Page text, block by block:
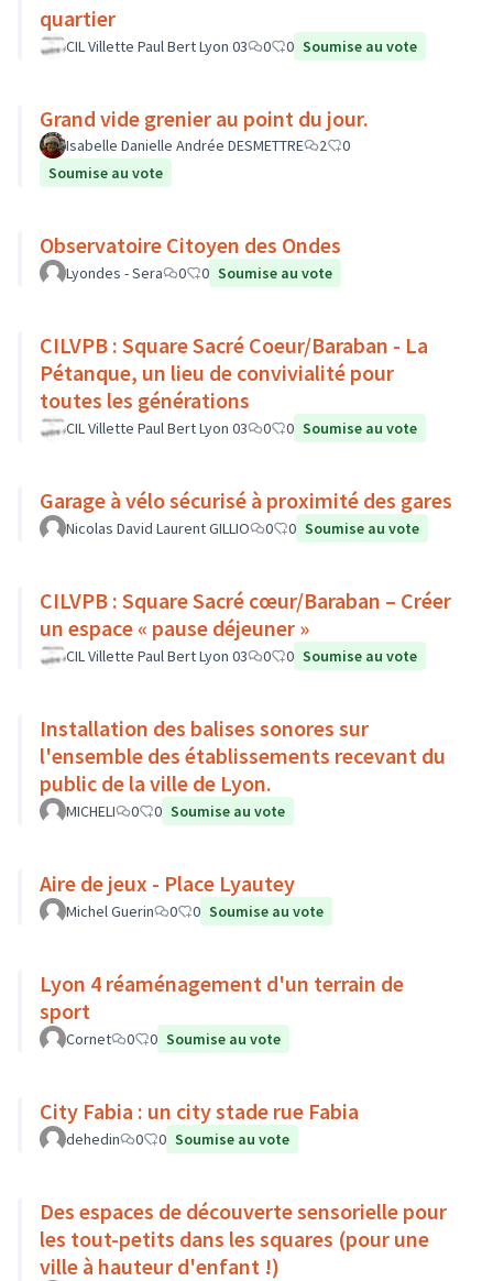
quartier
CIL Villette Paul Bert Lyon 03 0 0 Soumise au vote
Grand vide grenier au point du jour.
Isabelle Danielle Andrée DESMETTRE 2
0
Soumise au vote
Observatoire Citoyen des Ondes
Lyondes - Sera 0 0 Soumise au vote
CILVPB : Square Sacré Coeur/Baraban - La
Pétanque, un lieu de convivialité pour
toutes les générations
CIL Villette Paul Bert Lyon 03 0 0 Soumise au vote
Garage à vélo sécurisé à proximité des gares
Nicolas David Laurent GILLIO 0 0 Soumise au vote
CILVPB : Square Sacré cœur/Baraban – Créer
un espace « pause déjeuner »
CIL Villette Paul Bert Lyon 03 0 0 Soumise au vote
Installation des balises sonores sur
l'ensemble des établissements recevant du
public de la ville de Lyon.
MICHELI 0 0 Soumise au vote
Aire de jeux - Place Lyautey
Michel Guerin 0 0 Soumise au vote
Lyon 4 réaménagement d'un terrain de
sport
Cornet 0 0 Soumise au vote
City Fabia : un city stade rue Fabia
dehedin 0 0 Soumise au vote
Des espaces de découverte sensorielle pour
les tout-petits dans les squares (pour une
ville à hauteur d'enfant !)